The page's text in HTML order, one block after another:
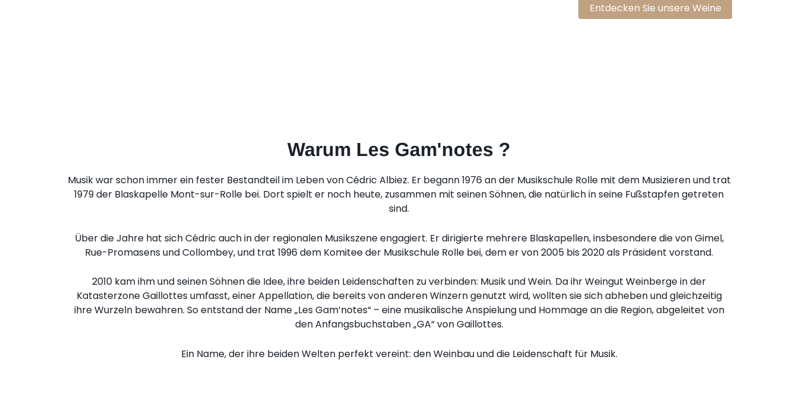
Entdecken Sie unsere Weine
Warum Les Gam'notes ?
Musik war schon immer ein fester Bestandteil im Leben von Cédric Albiez. Er begann 1976 an der Musikschule Rolle mit dem Musizieren und trat
1979 der Blaskapelle Mont-sur-Rolle bei. Dort spielt er noch heute, zusammen mit seinen Söhnen, die natürlich in seine Fußstapfen getreten
sind.
Über die Jahre hat sich Cédric auch in der regionalen Musikszene engagiert. Er dirigierte mehrere Blaskapellen, insbesondere die von Gimel,
Rue-Promasens und Collombey, und trat 1996 dem Komitee der Musikschule Rolle bei, dem er von 2005 bis 2020 als Präsident vorstand.
2010 kam ihm und seinen Söhnen die Idee, ihre beiden Leidenschaften zu verbinden: Musik und Wein. Da ihr Weingut Weinberge in der
Katasterzone Gaillottes umfasst, einer Appellation, die bereits von anderen Winzern genutzt wird, wollten sie sich abheben und gleichzeitig
ihre Wurzeln bewahren. So entstand der Name „Les Gam’notes“ – eine musikalische Anspielung und Hommage an die Region, abgeleitet von
den Anfangsbuchstaben „GA“ von Gaillottes.
Ein Name, der ihre beiden Welten perfekt vereint: den Weinbau und die Leidenschaft für Musik.